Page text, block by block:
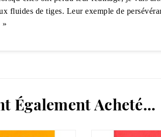
fluides de tiges. Leur exemple de
»
Également Acheté...